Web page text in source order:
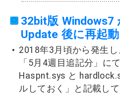
32bit版 Windows7
Update 後に再起
2018年3月頃から発生し
「5月4週目追記分」に
Haspnt.sys と
ルしておく」と記載して